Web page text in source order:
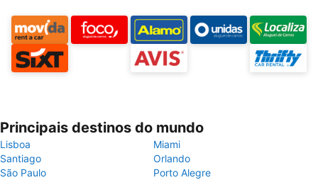
Principais destinos do mundo
Lisboa
Miami
Santiago
Orlando
São Paulo
Porto Alegre